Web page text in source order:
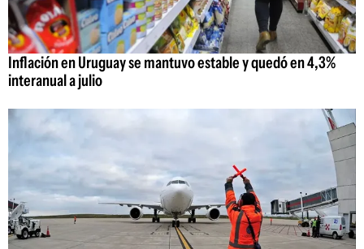
Inflación en Uruguay se mantuvo estable y quedó en 4,3%
interanual a julio